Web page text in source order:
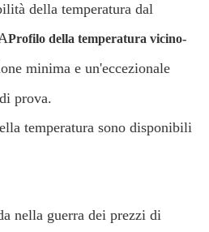
della temperatura dal
Profilo della temperatura vicino-
minima e un'eccezionale
prova.
temperatura sono disponibili
nella guerra dei prezzi di